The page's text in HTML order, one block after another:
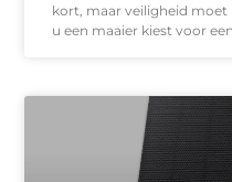
kort, maar veiligheid moet
u een maaier kiest voor